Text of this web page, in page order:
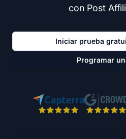
con Post
Iniciar prueba
Programar